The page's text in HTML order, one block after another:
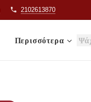
2102613870
Περισσότερα